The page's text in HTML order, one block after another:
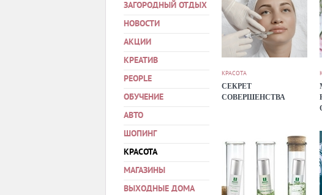
ЗАГОРОДНЫЙ ОТДЫХ
НОВОСТИ
АКЦИИ
КРЕАТИВ
PEOPLE
ОБУЧЕНИЕ
АВТО
ШОПИНГ
КРАСОТА
МАГАЗИНЫ
ВЫХОДНЫЕ ДОМА
КРАСОТА
СЕКРЕТ
СОВЕРШЕНСТВА